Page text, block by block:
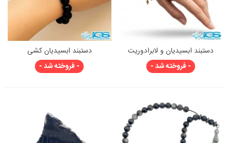
دستبند ابسیدیان و لابرادوریت
مکرومه بافی اصل
- فروخته شد -
دستبند ابسیدیان کشی
- فروخته شد -